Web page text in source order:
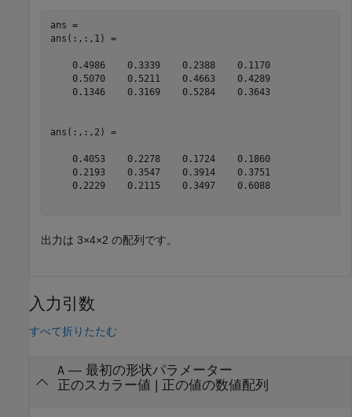
ans =
ans(:,:,1) =
    0.4986    0.3339    0.2388    0.1170
    0.5070    0.5211    0.4663    0.4289
    0.1346    0.3169    0.5284    0.3643
ans(:,:,2) =
    0.4053    0.2278    0.1724    0.1860
    0.2193    0.3547    0.3914    0.3751
    0.2229    0.2115    0.3497    0.6088
出力は 3×4×2 の配列です。
入力引数
すべて折りたたむ
A— 最初の形状パラメーター
正のスカラー値 | 正の値の数値配列